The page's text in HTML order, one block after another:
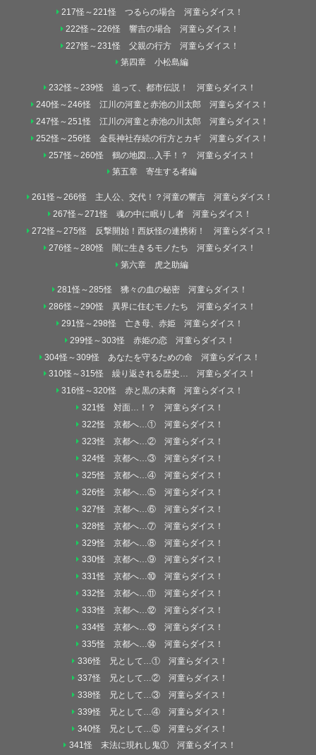
217怪～221怪 つるらの場合 河童らダイス！
222怪～226怪 響吉の場合 河童らダイス！
227怪～231怪 父親の行方 河童らダイス！
第四章 小松島編
232怪～239怪 追って、都市伝説！ 河童らダイス！
240怪～246怪 江川の河童と赤池の川太郎 河童らダイス！
247怪～251怪 江川の河童と赤池の川太郎 河童らダイス！
252怪～256怪 金長神社存続の行方とカギ 河童らダイス！
257怪～260怪 鶴の地図…入手！？ 河童らダイス！
第五章 寄生する者編
261怪～266怪 主人公、交代！？河童の響吉 河童らダイス！
267怪～271怪 魂の中に眠りし者 河童らダイス！
272怪～275怪 反撃開始！西妖怪の連携術！ 河童らダイス！
276怪～280怪 闇に生きるモノたち 河童らダイス！
第六章 虎之助編
281怪～285怪 狒々の血の秘密 河童らダイス！
286怪～290怪 異界に住むモノたち 河童らダイス！
291怪～298怪 亡き母、赤姫 河童らダイス！
299怪～303怪 赤姫の恋 河童らダイス！
304怪～309怪 あなたを守るための命 河童らダイス！
310怪～315怪 繰り返される歴史… 河童らダイス！
316怪～320怪 赤と黒の末裔 河童らダイス！
321怪 対面…！？ 河童らダイス！
322怪 京都へ…① 河童らダイス！
323怪 京都へ…② 河童らダイス！
324怪 京都へ…③ 河童らダイス！
325怪 京都へ…④ 河童らダイス！
326怪 京都へ…⑤ 河童らダイス！
327怪 京都へ…⑥ 河童らダイス！
328怪 京都へ…⑦ 河童らダイス！
329怪 京都へ…⑧ 河童らダイス！
330怪 京都へ…⑨ 河童らダイス！
331怪 京都へ…⑩ 河童らダイス！
332怪 京都へ…⑪ 河童らダイス！
333怪 京都へ…⑫ 河童らダイス！
334怪 京都へ…⑬ 河童らダイス！
335怪 京都へ…⑭ 河童らダイス！
336怪 兄として…① 河童らダイス！
337怪 兄として…② 河童らダイス！
338怪 兄として…③ 河童らダイス！
339怪 兄として…④ 河童らダイス！
340怪 兄として…⑤ 河童らダイス！
341怪 末法に現れし鬼① 河童らダイス！